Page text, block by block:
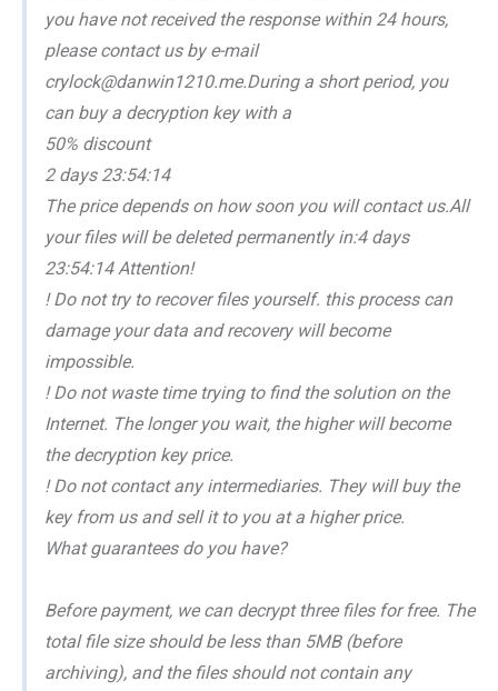
you have not received the response within 24 hours,
please contact us by e-mail
crylock@danwin1210.me.During a short period, you
can buy a decryption key with a
50% discount
2 days 23:54:14
The price depends on how soon you will contact us.All
your files will be deleted permanently in:4 days
23:54:14 Attention!
! Do not try to recover files yourself. this process can
damage your data and recovery will become
impossible.
! Do not waste time trying to find the solution on the
Internet. The longer you wait, the higher will become
the decryption key price.
! Do not contact any intermediaries. They will buy the
key from us and sell it to you at a higher price.
What guarantees do you have?
Before payment, we can decrypt three files for free. The
total file size should be less than 5MB (before
archiving), and the files should not contain any